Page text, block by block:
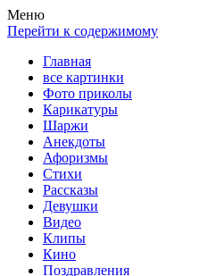
Весела хата — прикольные
Покажем всем ваши фото
Меню
Перейти к содержимому
Главная
все картинки
Фото приколы
Карикатуры
Шаржи
Анекдоты
Афоризмы
Стихи
Рассказы
Девушки
Видео
Клипы
Кино
Поздравления